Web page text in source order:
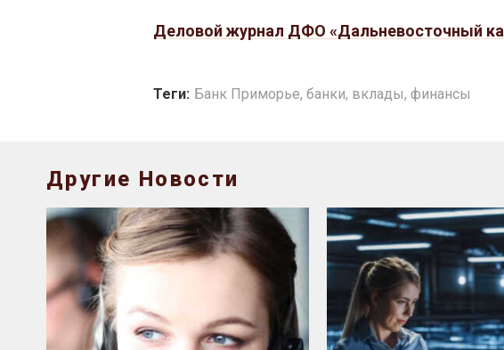
Деловой журнал ДФО «Дальневосточный
Теги: Банк Приморье, банки, вклады, финансы
Другие Новости